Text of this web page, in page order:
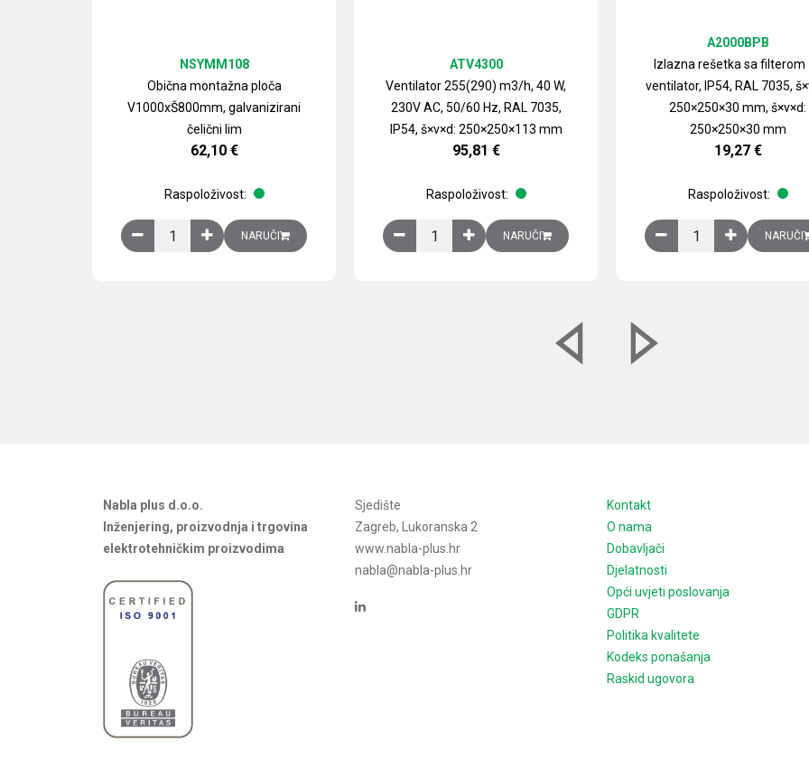
Obična montažna ploča
V1000xŠ800mm, galvanizirani
čelični lim
NSYMM108
62,10 €
Raspoloživost:
Obična montažna ploča V1000xŠ800mm, galvanizirani čelični lim količina
NARUČI
Ventilator 255(290) m3/h, 40 W,
230V AC, 50/60 Hz, RAL 7035,
IP54, š×v×d: 250×250×113 mm
ATV4300
95,81 €
Raspoloživost:
Ventilator 255(290) m3/h, 40 W, 230V AC, 50/60 Hz, RAL 7035,
NARUČI
Izlazna rešetka sa filterom
ventilator, IP54, RAL 7035,
250×250×30 mm, š×v×d:
250×250×30 mm
A2000BPB
19,27 €
Raspoloživost:
Izlazna rešetka saNARUČI
Nabla plus d.o.o.
Inženjering, proizvodnja i trgovina
elektrotehničkim proizvodima
Sjedište
Zagreb, Lukoranska 2
www.nabla-plus.hr
nabla@nabla-plus.hr
Kontakt
O nama
Dobavljači
Djelatnosti
Opći uvjeti poslovanja
GDPR
Politika kvalitete
Kodeks ponašanja
Raskid ugovora